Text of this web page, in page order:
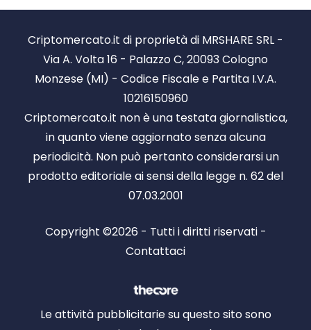
Criptomercato.it di proprietà di MRSHARE SRL -
Via A. Volta 16 - Palazzo C, 20093 Cologno
Monzese (MI) - Codice Fiscale e Partita I.V.A.
10216150960
Criptomercato.it non è una testata giornalistica,
in quanto viene aggiornato senza alcuna
periodicità. Non può pertanto considerarsi un
prodotto editoriale ai sensi della legge n. 62 del
07.03.2001
Copyright ©2026 - Tutti i diritti riservati -
Contattaci
Le attività pubblicitarie su questo sito sono